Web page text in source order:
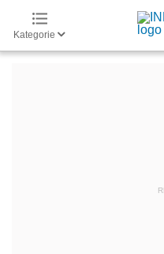
Kategorie